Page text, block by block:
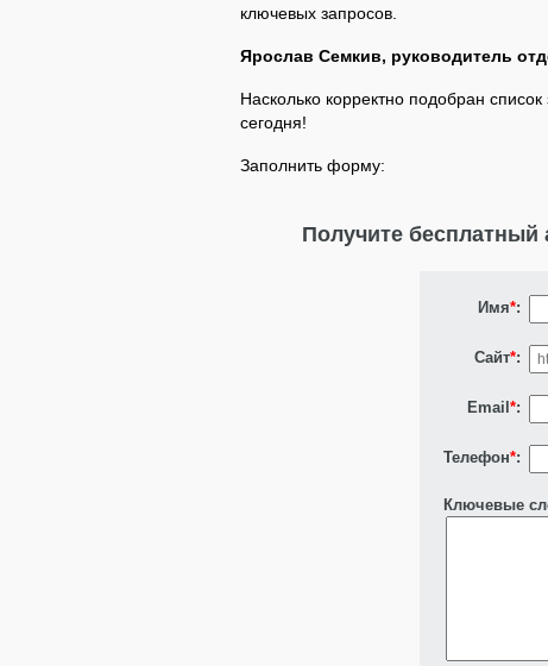
ключевых запросов.
Ярослав Семкив, руководитель
Насколько корректно подобран
сегодня!
Заполнить форму:
Получите
Имя*:
Сайт*:
Email *:
Телефон*:
Ключевые